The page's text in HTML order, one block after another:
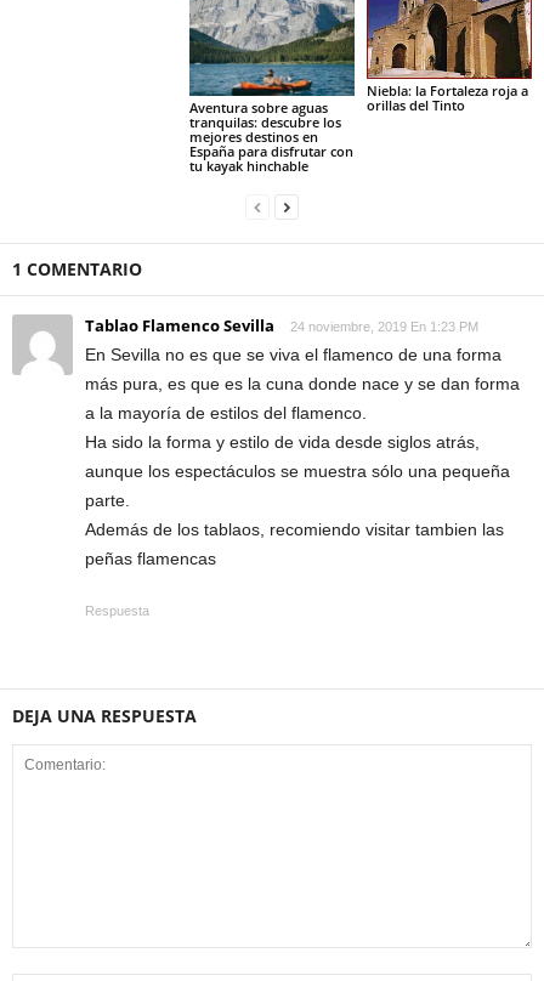
Aventura sobre aguas
tranquilas: descubre los
mejores destinos en
España para disfrutar con
tu kayak hinchable
Niebla: la Fortaleza roja a
orillas del Tinto
1 COMENTARIO
Tablao Flamenco Sevilla 24 noviembre, 2019 En 1:23 PM
En Sevilla no es que se viva el flamenco de una forma
más pura, es que es la cuna donde nace y se dan forma
a la mayoría de estilos del flamenco.
Ha sido la forma y estilo de vida desde siglos atrás,
aunque los espectáculos se muestra sólo una pequeña
parte.
Además de los tablaos, recomiendo visitar tambien las
peñas flamencas
Respuesta
DEJA UNA RESPUESTA